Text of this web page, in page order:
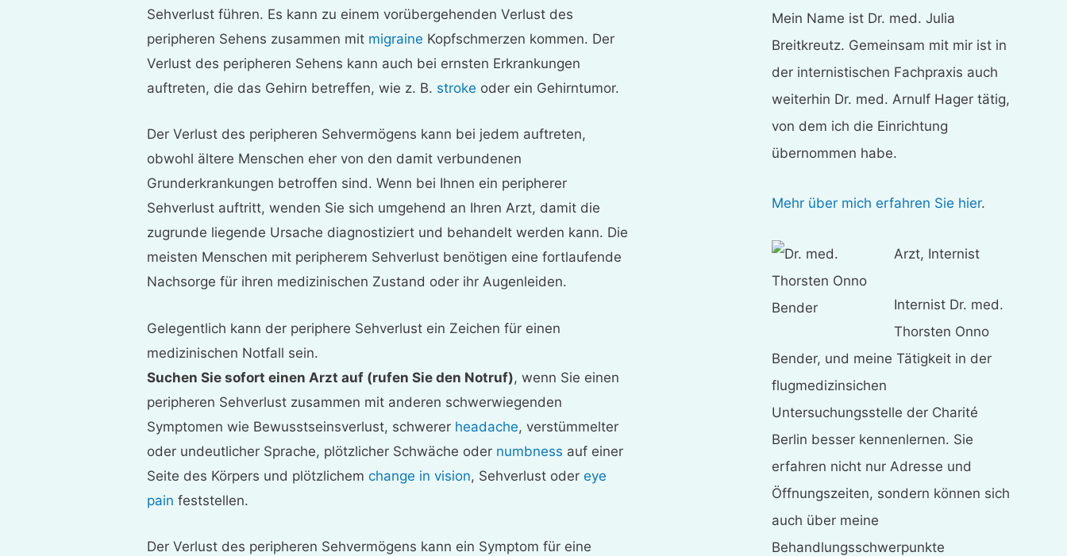
Sehverlust führen. Es kann zu einem vorübergehenden Verlust des
peripheren Sehens zusammen mit migraine Kopfschmerzen kommen. Der
Verlust des peripheren Sehens kann auch bei ernsten Erkrankungen
auftreten, die das Gehirn betreffen, wie z. B. stroke oder ein Gehirntumor.
Der Verlust des peripheren Sehvermögens kann bei jedem auftreten,
obwohl ältere Menschen eher von den damit verbundenen
Grunderkrankungen betroffen sind. Wenn bei Ihnen ein peripherer
Sehverlust auftritt, wenden Sie sich umgehend an Ihren Arzt, damit die
zugrunde liegende Ursache diagnostiziert und behandelt werden kann. Die
meisten Menschen mit peripherem Sehverlust benötigen eine fortlaufende
Nachsorge für ihren medizinischen Zustand oder ihr Augenleiden.
Gelegentlich kann der periphere Sehverlust ein Zeichen für einen
medizinischen Notfall sein.
Suchen Sie sofort einen Arzt auf (rufen Sie den Notruf), wenn Sie einen
peripheren Sehverlust zusammen mit anderen schwerwiegenden
Symptomen wie Bewusstseinsverlust, schwerer headache, verstümmelter
oder undeutlicher Sprache, plötzlicher Schwäche oder numbness auf einer
Seite des Körpers und plötzlichemchange in vision, Sehverlust odereye
pain feststellen.
Der Verlust des peripheren Sehvermögens kann ein Symptom für eine
Mein Name ist Dr. med. Julia
Breitkreutz. Gemeinsam mit mir ist in
der internistischen Fachpraxis auch
weiterhin Dr. med. Arnulf Hager tätig,
von dem ich die Einrichtung
übernommen habe.
Mehr über mich erfahren Sie hier.
Arzt, Internist
Internist Dr. med.
Thorsten Onno
Bender, und meine Tätigkeit in der
flugmedizinsichen
Untersuchungsstelle der Charité
Berlin besser kennenlernen. Sie
erfahren nicht nur Adresse und
Öffnungszeiten, sondern können sich
auch über meine
Behandlungsschwerpunkte